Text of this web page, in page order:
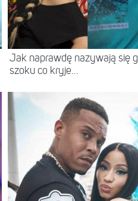
Jak naprawdę nazywają się
szoku co kryje...